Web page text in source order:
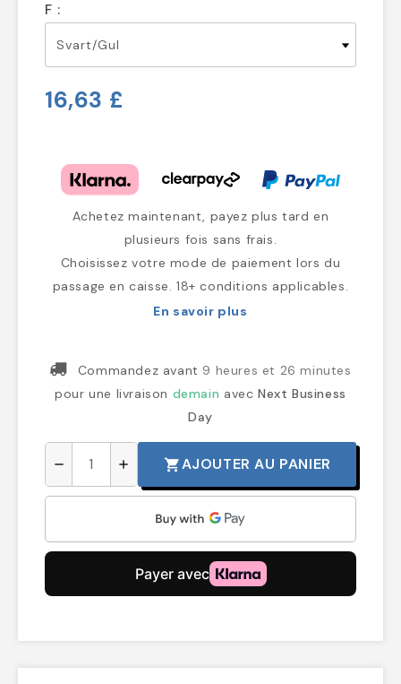
F :
16,63 £
Achetez maintenant, payez plus tard en
plusieurs fois sans frais.
Choisissez votre mode de paiement lors du
passage en caisse. 18+ conditions applicables.
En savoir plus
Commandez avant 9 heures et 26 minutes
pour une livraison demain avec Next Business
Day
remove add shopping_cartAJOUTER AU PANIER